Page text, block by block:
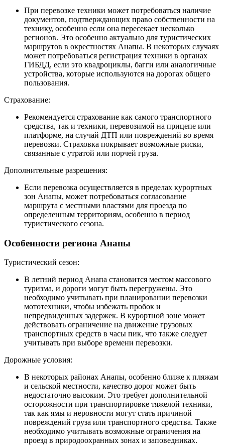
При перевозке техники может потребоваться наличие
документов, подтверждающих право собственности на
технику, особенно если она пересекает несколько
регионов. Это особенно актуально для туристических
маршрутов в окрестностях Анапы. В некоторых случаях
может потребоваться регистрация техники в органах
ГИБДД, если это квадроциклы, багги или аналогичные
устройства, которые используются на дорогах общего
пользования.
Страхование:
Рекомендуется страхование как самого транспортного
средства, так и техники, перевозимой на прицепе или
платформе, на случай ДТП или повреждений во время
перевозки. Страховка покрывает возможные риски,
связанные с утратой или порчей груза.
Дополнительные разрешения:
Если перевозка осуществляется в пределах курортных
зон Анапы, может потребоваться согласование
маршрута с местными властями для проезда по
определенным территориям, особенно в период
туристического сезона.
Особенности региона Анапы
Туристический сезон:
В летний период Анапа становится местом массового
туризма, и дороги могут быть перегружены. Это
необходимо учитывать при планировании перевозки
мототехники, чтобы избежать пробок и
непредвиденных задержек. В курортной зоне может
действовать ограничение на движение грузовых
транспортных средств в часы пик, что также следует
учитывать при выборе времени перевозки.
Дорожные условия:
В некоторых районах Анапы, особенно ближе к пляжам
и сельской местности, качество дорог может быть
недостаточно высоким. Это требует дополнительной
осторожности при транспортировке тяжелой техники,
так как ямы и неровности могут стать причиной
повреждений груза или транспортного средства. Также
необходимо учитывать возможные ограничения на
проезд в природоохранных зонах и заповедниках.